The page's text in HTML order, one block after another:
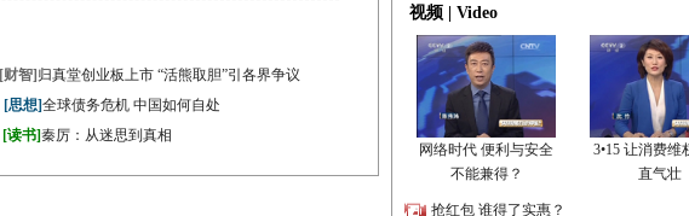
[财智] 归真堂创业板上市 “活熊取胆”引各界争议
[思想]全球债务危机 中国如何自处
[读书]秦厉：从迷思到真相